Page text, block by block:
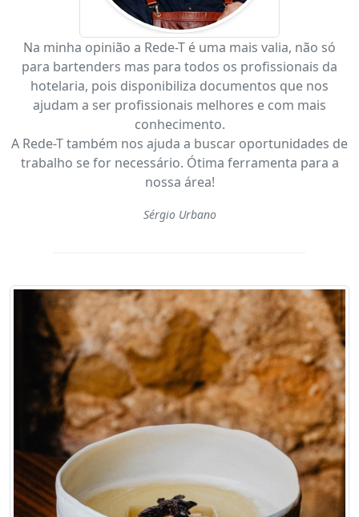
Na minha opinião a Rede-T é uma mais valia, não só
para bartenders mas para todos os profissionais da
hotelaria, pois disponibiliza documentos que nos
ajudam a ser profissionais melhores e com mais
conhecimento.
A Rede-T também nos ajuda a buscar oportunidades de
trabalho se for necessário. Ótima ferramenta para a
nossa área!
Sérgio Urbano